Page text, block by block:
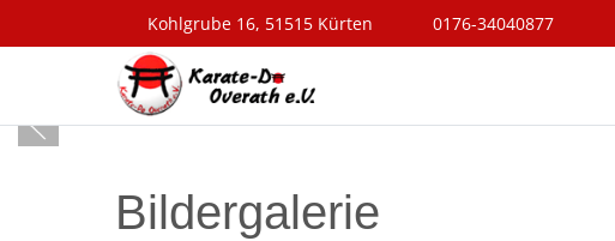
Kohlgrube 16, 51515 Kürten 0176-34040877
Bildergalerie